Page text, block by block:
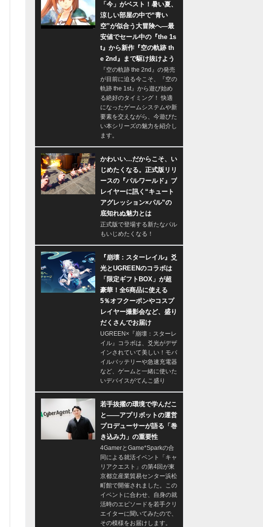
「今」がベスト！暑い夏、
涼しい部屋の中で“青い
空”が似合う大冒険へ―最
安値でセール中の『the 1s
t』から新作『空の軌跡 th
e 2nd』まで駆け抜けよう
『空の軌跡 the 2nd』の発売
が目前に迫る今こそ、『空の
軌跡 the 1st』から遊び始め
る絶好のタイミング！ 快適
になったゲームシステムや新
要素を交えながら、今遊びた
い本シリーズの魅力を紹介し
ます。
かわいい…だからこそ、い
じめたくなる。正式版リリ
ースの『パルワールド』プ
レイヤーに訊く“キュート
アグレッション×パル”の
底知れぬ魅力とは
正式版で登場する新たなパル
もいじめたくなる！
『崩壊：スターレイル』爻
光とUGREENのコラボは
「限定ギフトBOX」が超
豪華！全6商品に使える
5％オフクーポンやコスプ
レイヤー撮影会など、盛り
だくさんでお届け
UGREEN×『崩壊：スターレ
イル』コラボは、爻光がデザ
インされていて美しい！モバ
イルバッテリーや急速充電器
など、ゲームと一緒に使いた
いデバイスがてんこ盛り
若手抜擢の環境で学んだこ
と――アプリボットの運営
プロデューサーが語る「巻
き込み力」の重要性
4GamerとGame*Sparkの合
同による就活イベント「キャ
リアクエスト」の第4回が東
京都立産業貿易センター浜松
町館で開催されました。この
イベントに合わせ、自身の就
活時のエピソードを若手クリ
エイターに聞いてみたので、
その模様をお届けします。